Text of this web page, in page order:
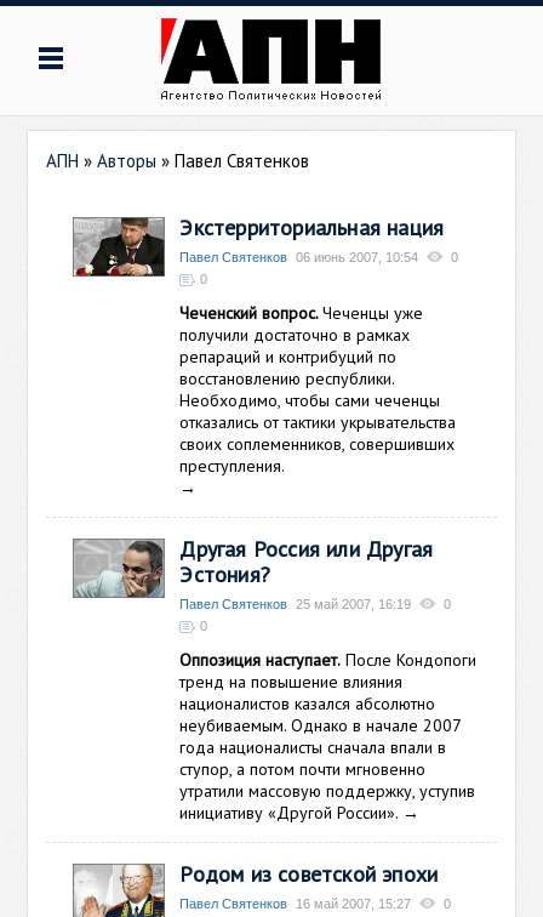
АПН »Авторы »Павел Святенков
Экстерриториальная нация
Павел Святенков 06 июнь 2007, 10:54
0
0
Чеченский вопрос.Чеченцы уже
получили достаточно в рамках
репараций и контрибуций по
восстановлению республики.
Необходимо, чтобы сами чеченцы
отказались от тактики укрывательства
своих соплеменников, совершивших
преступления.
→
Другая Россия или Другая
Эстония?
Павел Святенков 25 май 2007, 16:19
0
0
Оппозиция наступает. После Кондопоги
тренд на повышение влияния
националистов казался абсолютно
неубиваемым. Однако в начале 2007
года националисты сначала впали в
ступор, а потом почти мгновенно
утратили массовую поддержку, уступив
инициативу «Другой России». →
Родом из советской эпохи
Павел Святенков 16 май 2007, 15:27
0